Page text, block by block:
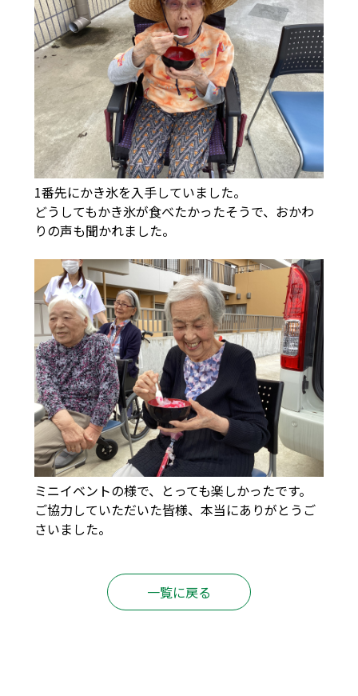
1番先にかき氷を入手していました。
どうしてもかき氷が食べたかったそうで、おかわ
りの声も聞かれました。
ミニイベントの様で、とっても楽しかったです。
ご協力していただいた皆様、本当にありがとうご
さいました。
一覧に戻る